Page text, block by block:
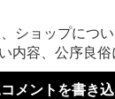
ショップにつ
内容、公序良俗
メントを書き